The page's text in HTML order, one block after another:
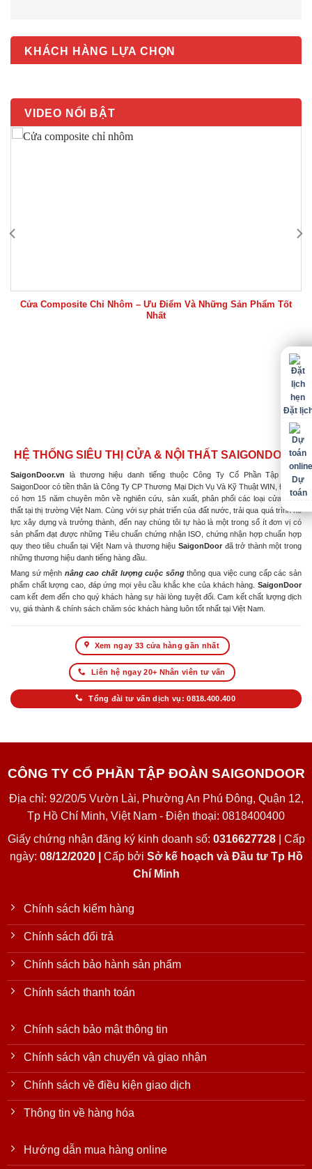
KHÁCH HÀNG LỰA CHỌN
VIDEO NỔI BẬT
Cửa Composite Chỉ Nhôm – Ưu Điểm Và Những Sản Phẩm Tốt
Nhất
HỆ THỐNG SIÊU THỊ CỬA & NỘI THẤT SAIGONDOOR
SaigonDoor.vn là thương hiệu danh tiếng thuộc Công Ty Cổ Phần Tập Đoàn
SaigonDoor có tiền thân là Công Ty CP Thương Mại Dịch Vụ Và Kỹ Thuật WIN, Đơn vị
có hơn 15 năm chuyên môn về nghiên cứu, sản xuất, phân phối các loại cửa & nội
thất tại thị trường Việt Nam. Cùng với sự phát triển của đất nước, trải qua quá trình nỗ
lực xây dựng và trưởng thành, đến nay chúng tôi tự hào là một trong số ít đơn vị có
sản phẩm đạt được những Tiêu chuẩn chứng nhận ISO, chứng nhận hợp chuẩn hợp
quy theo tiêu chuẩn tại Việt Nam và thương hiệu SaigonDoor đã trở thành một trong
những thương hiệu danh tiếng hàng đầu.
Mang sứ mệnh nâng cao chất lượng cuộc sốngthông qua việc cung cấp các sản
phẩm chất lượng cao, đáp ứng mọi yêu cầu khắc khe của khách hàng. SaigonDoor
cam kết đem đến cho quý khách hàng sự hài lòng tuyệt đối. Cam kết chất lượng dịch
vụ, giá thành & chính sách chăm sóc khách hàng luôn tốt nhất tại Việt Nam.
Xem ngay 33 cửa hàng gần nhất
Liên hệ ngay 20+ Nhân viên tư vấn
Tổng đài tư vấn dịch vụ: 0818.400.400
CÔNG TY CỔ PHẦN TẬP ĐOÀN SAIGONDOOR
Địa chỉ: 92/20/5 Vườn Lài, Phường An Phú Đông, Quận 12,
Tp Hồ Chí Minh, Việt Nam - Điện thoại: 0818400400
Giấy chứng nhận đăng ký kinh doanh số: 0316627728| Cấp
ngày: 08/12/2020 | Cấp bởi Sở kế hoạch và Đầu tư Tp Hồ
Chí Minh
Chính sách kiểm hàng
Chính sách đổi trả
Chính sách bảo hành sản phẩm
Chính sách thanh toán
Chính sách bảo mật thông tin
Chính sách vận chuyển và giao nhận
Chính sách về điều kiện giao dịch
Thông tin về hàng hóa
Hướng dẫn mua hàng online
Đặt
Dự
toán